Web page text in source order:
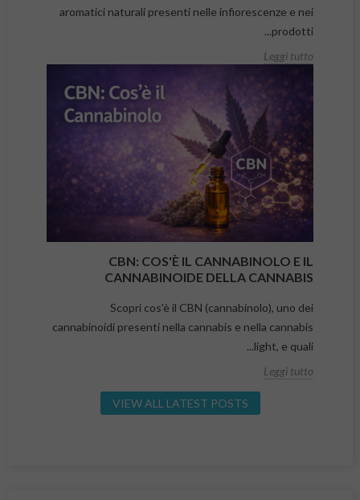
aromatici naturali presenti nelle infiorescenze e nei
prodotti...
Leggi tutto
CBN: COS'È IL CANNABINOLO E IL
CANNABINOIDE DELLA CANNABIS
Scopri cos'è il CBN (cannabinolo), uno dei
cannabinoidi presenti nella cannabis e nella cannabis
light, e quali...
Leggi tutto
VIEW ALL LATEST POSTS